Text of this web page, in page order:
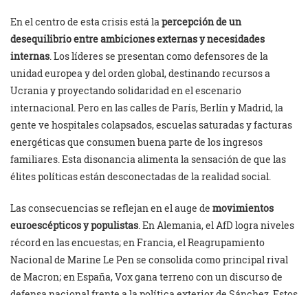
En el centro de esta crisis está la percepción de un
desequilibrio entre ambiciones externas y necesidades
internas . Los líderes se presentan como defensores de la
unidad europea y del orden global, destinando recursos a
Ucrania y proyectando solidaridad en el escenario
internacional. Pero en las calles de París, Berlín y Madrid, la
gente ve hospitales colapsados, escuelas saturadas y facturas
energéticas que consumen buena parte de los ingresos
familiares. Esta disonancia alimenta la sensación de que las
élites políticas están desconectadas de la realidad social.
Las consecuencias se reflejan en el auge de movimientos
euroescépticos y populistas . En Alemania, el AfD logra niveles
récord en las encuestas; en Francia, el Reagrupamiento
Nacional de Marine Le Pen se consolida como principal rival
de Macron; en España, Vox gana terreno con un discurso de